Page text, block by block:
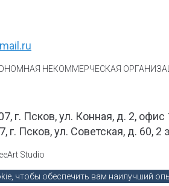
НЕКОММЕРЧЕСКАЯ
г. Псков, ул. Конная, д. 2, офис
г. Псков, ул. Советская, д. 60, 2
Studio
чтобы обеспечить вам наилучший